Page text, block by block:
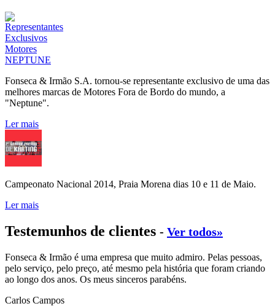
Fonseca & Irmão S.A. tornou-se representante exclusivo de uma das
melhores marcas de Motores Fora de Bordo do mundo, a
"Neptune".
Ler mais
Campeonato Nacional 2014, Praia Morena dias 10 e 11 de Maio.
Ler mais
Testemunhos de clientes - Ver todos»
Fonseca & Irmão é uma empresa que muito admiro. Pelas pessoas,
pelo serviço, pelo preço, até mesmo pela história que foram criando
ao longo dos anos. Os meus sinceros parabéns.
Carlos Campos